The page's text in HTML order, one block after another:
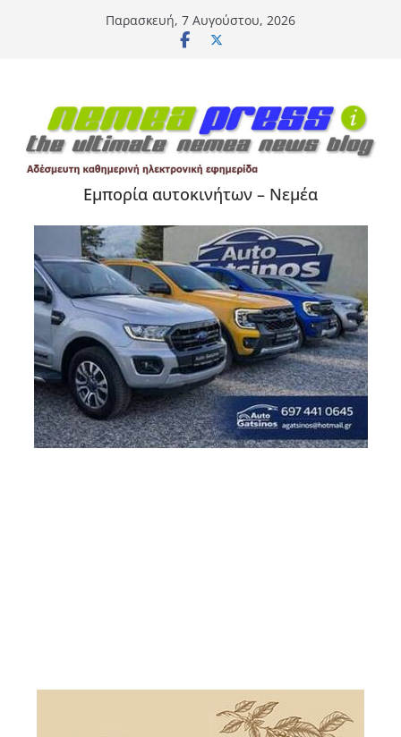
Παρασκευή, 7 Αυγούστου, 2026
Εμπορία αυτοκινήτων – Νεμέα